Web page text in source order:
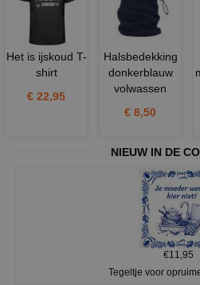
Het is ijskoud T-
shirt
€ 22,95
Halsbedekking
donkerblauw
volwassen
€ 8,50
NIEUW IN DE
€11,95
Tegeltje voor